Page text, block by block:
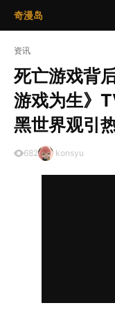
奇漫岛
资讯
死亡游戏背
游戏为生》
黑世界观引
682 konsyu